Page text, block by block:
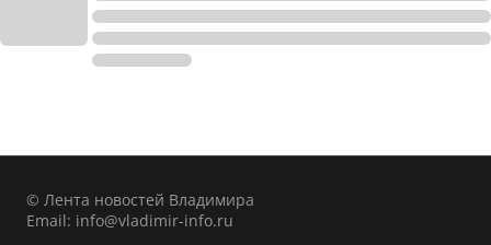
© Лента новостей Владимира
Email: info@vladimir-info.ru